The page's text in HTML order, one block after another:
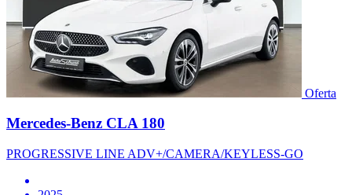
Oferta
Mercedes-Benz CLA 180
PROGRESSIVE LINE ADV+/CAMERA/KEYLESS-GO